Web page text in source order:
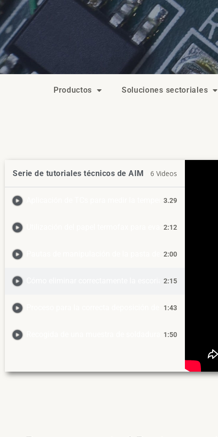
Productos Soluciones sectoriales
Serie de tutoriales técnicos de AIM 6 Videos
Aplicación de TCs para medir la temperatura de BGAs
3.29
Utilización del papel termofax para evaluar la
2:12
Pautas de manipulación de la pasta de soldadura
2:00
Cómo eliminar correctamente la escoria del crisol de
2:15
Proceso para la correcta deposición de fundente y
1:43
Recogida de una muestra de soldadura de un
1:50